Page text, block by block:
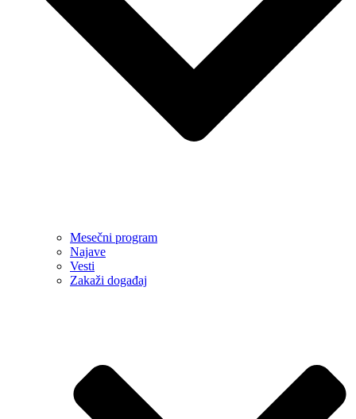
Mesečni program
Najave
Vesti
Zakaži događaj